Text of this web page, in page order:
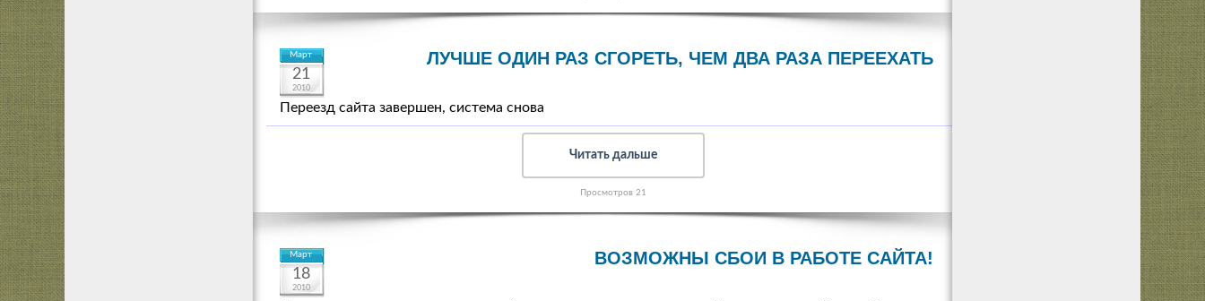
Март
21
2010
ЛУЧШЕ ОДИН РАЗ СГОРЕТЬ, ЧЕМ ДВА РАЗА ПЕРЕЕХАТЬ
Переезд сайта завершен, система снова
Читать дальше
Просмотров 21
Март
18
2010
ВОЗМОЖНЫ СБОИ В РАБОТЕ САЙТА!